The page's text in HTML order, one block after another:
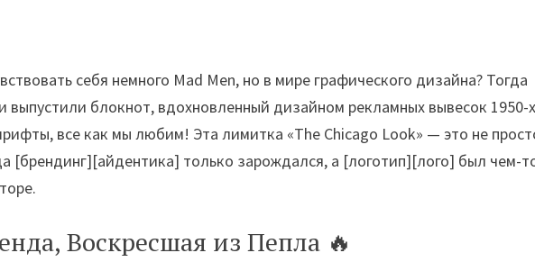
себя немного Mad Men, но в мире графического дизайна? Тогда
выпустили блокнот, вдохновленный дизайном рекламных вывесок 1950-х
все как мы любим! Эта лимитка «The Chicago Look» — это не
[брендинг][айдентика] только зарождался, а [логотип][лого] был чем-
Воскресшая из Пепла 🔥